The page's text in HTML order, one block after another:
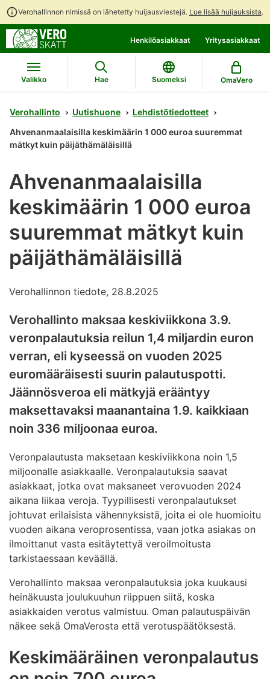
Verohallinnon nimissä on lähetetty huijausviestejä. Lue lisää huijauksista.
suoraan
sisältöön
koko
sivuston
hakuun
Henkilöasiakkaat Yritysasiakkaat
Valikko Hae Suomeksi OmaVero
Verohallinto Uutishuone
Lehdistötiedotteet
Ahvenanmaalaisilla keskimäärin 1 000 euroa suuremmat
mätkyt kuin päijäthämäläisillä
Ahvenanmaalaisilla
keskimäärin 1 000 euroa
suuremmat mätkyt kuin
päijäthämäläisillä
Verohallinnon tiedote, 28.8.2025
Verohallinto maksaa keskiviikkona 3.9.
veronpalautuksia reilun 1,4 miljardin euron
verran, eli kyseessä on vuoden 2025
euromääräisesti suurin palautuspotti.
Jäännösveroa eli mätkyjä erääntyy
maksettavaksi maanantaina 1.9. kaikkiaan
noin 336 miljoonaa euroa.
Veronpalautusta maksetaan keskiviikkona noin 1,5
miljoonalle asiakkaalle. Veronpalautuksia saavat
asiakkaat, jotka ovat maksaneet verovuoden 2024
aikana liikaa veroja. Tyypillisesti veronpalautukset
johtuvat erilaisista vähennyksistä, joita ei ole huomioitu
vuoden aikana veroprosentissa, vaan jotka asiakas on
ilmoittanut vasta esitäytettyä veroilmoitusta
tarkistaessaan keväällä.
Verohallinto maksaa veronpalautuksia joka kuukausi
heinäkuusta joulukuuhun riippuen siitä, koska
asiakkaiden verotus valmistuu. Oman palautuspäivän
näkee sekä OmaVerosta että verotuspäätöksestä.
Keskimääräinen veronpalautus